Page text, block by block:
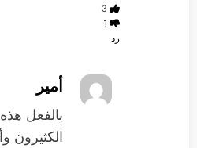
3
1
رد
أمير
بالفعل
الكثيرون